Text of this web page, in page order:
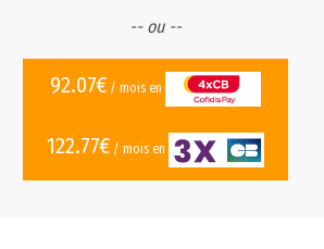
-- ou --
92.07€/ mois en
122.77€/ mois en